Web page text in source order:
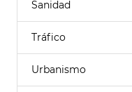
Sanidad
Tráfico
Urbanismo